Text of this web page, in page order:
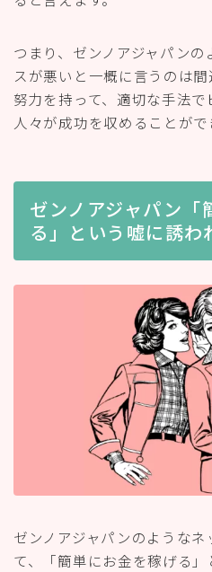
つまり、ゼンノアジャパン
スが悪いと一概に言うのは
努力を持って、適切な手法
人々が成功を収めることがで
ゼンノアジャパン「
る」という嘘に誘わ
ゼンノアジャパンのような
て、「簡単にお金を稼げる